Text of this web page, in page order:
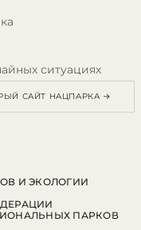
ситуациях
САЙТ НАЦПАРКА →
И ЭКОЛОГИИ
ПАРКОВ